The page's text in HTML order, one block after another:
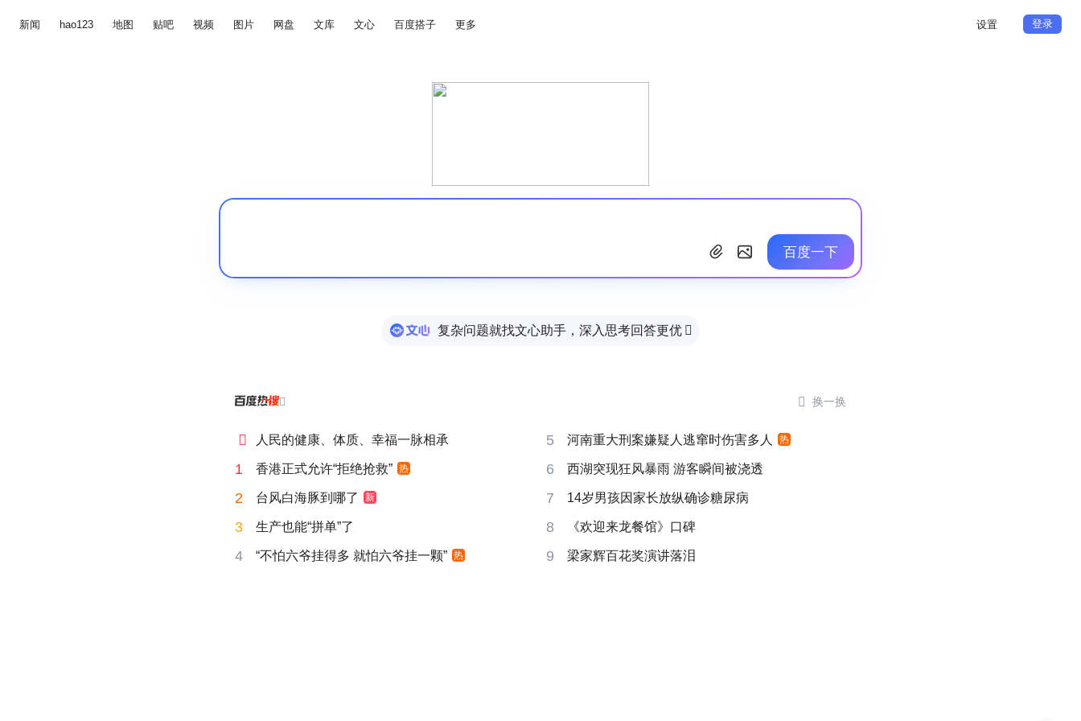
新闻 hao123 地图 贴吧 视频 图片 网盘 文库 文心 百度搭子 更多 设置 登录
百度一下
复杂问题就找文心助手，深入思考回答更优 
  换一换
 人民的健康、体质、幸福一脉相承 5 河南重大刑案嫌疑人逃窜时伤害多人 热
1 香港正式允许“拒绝抢救” 热 6 西湖突现狂风暴雨 游客瞬间被浇透
2 台风白海豚到哪了 新 7 14岁男孩因家长放纵确诊糖尿病
3 生产也能“拼单”了 8 《欢迎来龙餐馆》口碑
4 “不怕六爷挂得多 就怕六爷挂一颗” 热 9 梁家辉百花奖演讲落泪